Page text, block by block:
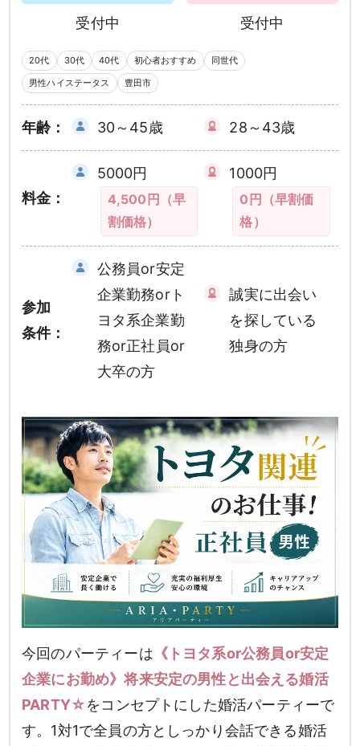
受付中 受付中
20代 30代 40代 初心者おすすめ 同世代
男性ハイステータス 豊田市
年齢： 30～45歳 28～43歳
料金：
5000円
4,500円（早
割価格）
1000円
0円（早割価
格）
参加
条件：
公務員or安定
企業勤務orト
ヨタ系企業勤
務or正社員or
大卒の方
誠実に出会い
を探している
独身の方
今回のパーティーは 《トヨタ系or公務員or安定
企業にお勤め》将来安定の男性と出会える婚活
PARTY☆をコンセプトにした婚活パーティーで
す。1対1で全員の方としっかり会話できる婚活